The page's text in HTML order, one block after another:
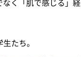
く「肌で感じる」経
たち。